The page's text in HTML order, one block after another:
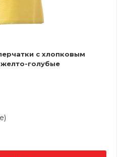
с хлопковым
голубые